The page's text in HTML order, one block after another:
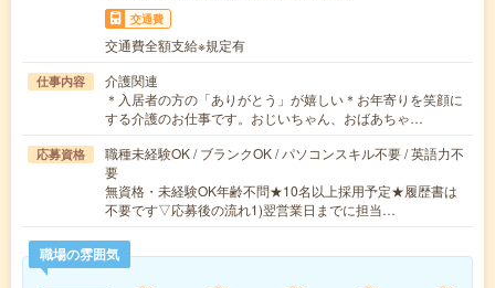
交通費
交通費全額支給※規定有
仕事内容
介護関連
＊入居者の方の「ありがとう」が嬉しい＊お年寄りを笑顔に
する介護のお仕事です。おじいちゃん、おばあちゃ…
応募資格
職種未経験OK / ブランクOK / パソコンスキル不要 / 英語力不
要
無資格・未経験OK年齢不問★10名以上採用予定★履歴書は
不要です▽応募後の流れ1)翌営業日までに担当…
職場の雰囲気